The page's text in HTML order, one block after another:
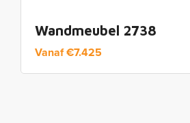
Wandmeubel 2738
Vanaf€7.425